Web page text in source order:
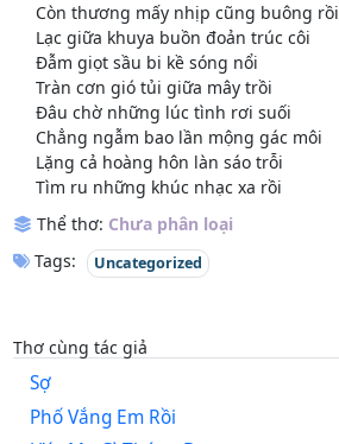
Còn thương mấy nhịp cũng buông rồi
Lạc giữa khuya buồn đoản trúc côi
Đẫm giọt sầu bi kề sóng nổi
Tràn cơn gió tủi giữa mây trồi
Đâu chờ những lúc tình rơi suối
Chẳng ngẫm bao lần mộng gác môi
Lặng cả hoàng hôn làn sáo trỗi
Tìm ru những khúc nhạc xa rồi
Thể thơ: Chưa phân loại
Tags:
Uncategorized
Thơ cùng tác giả
Sợ
Phố Vắng Em Rồi